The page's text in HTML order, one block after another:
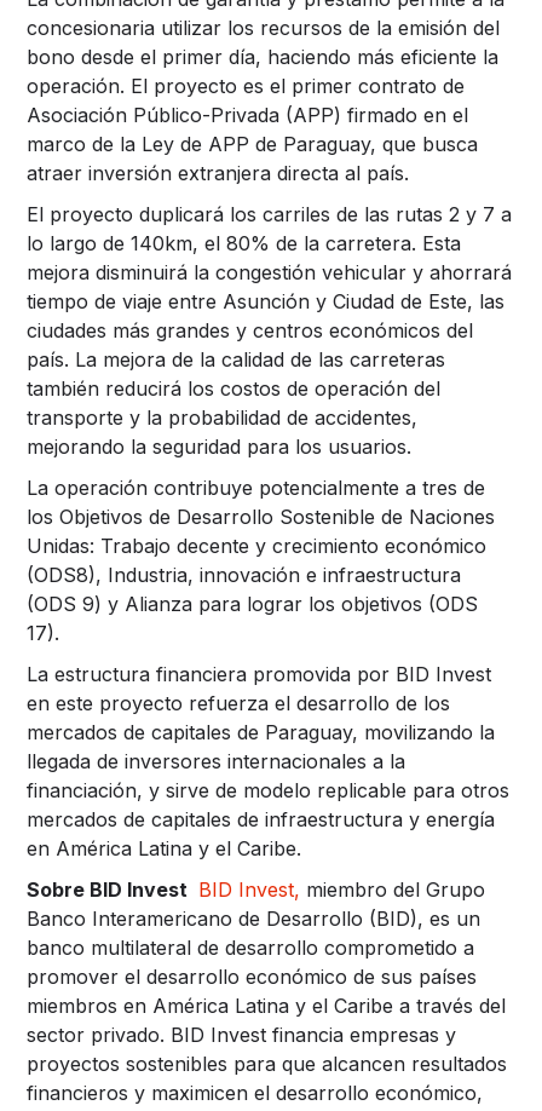
concesionaria utilizar los recursos de la emisión del
bono desde el primer día, haciendo más eficiente la
operación. El proyecto es el primer contrato de
Asociación Público-Privada (APP) firmado en el
marco de la Ley de APP de Paraguay, que busca
atraer inversión extranjera directa al país.
El proyecto duplicará los carriles de las rutas 2 y 7 a
lo largo de 140km, el 80% de la carretera. Esta
mejora disminuirá la congestión vehicular y ahorrará
tiempo de viaje entre Asunción y Ciudad de Este, las
ciudades más grandes y centros económicos del
país. La mejora de la calidad de las carreteras
también reducirá los costos de operación del
transporte y la probabilidad de accidentes,
mejorando la seguridad para los usuarios.
La operación contribuye potencialmente a tres de
los Objetivos de Desarrollo Sostenible de Naciones
Unidas: Trabajo decente y crecimiento económico
(ODS8), Industria, innovación e infraestructura
(ODS 9) y Alianza para lograr los objetivos (ODS
17).
La estructura financiera promovida por BID Invest
en este proyecto refuerza el desarrollo de los
mercados de capitales de Paraguay, movilizando la
llegada de inversores internacionales a la
financiación, y sirve de modelo replicable para otros
mercados de capitales de infraestructura y energía
en América Latina y el Caribe.
Sobre BID Invest BID Invest, miembro del Grupo
Banco Interamericano de Desarrollo (BID), es un
banco multilateral de desarrollo comprometido a
promover el desarrollo económico de sus países
miembros en América Latina y el Caribe a través del
sector privado. BID Invest financia empresas y
proyectos sostenibles para que alcancen resultados
financieros y maximicen el desarrollo económico,